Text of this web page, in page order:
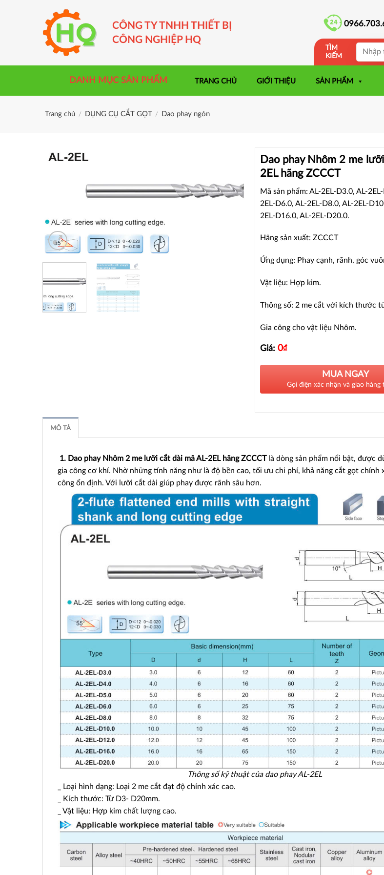
CÔNG TY TNHH THIẾT BỊ
CÔNG NGHIỆP HQ
TÌM
KIẾM
DANH MỤC SẢN PHẨM TRANG CHỦ GIỚI THIỆU SẢN PHẨM
Trang chủ / DỤNG CỤ CẮT GỌT / Dao phay ngón
Dao phay Nhôm 2 me
2EL hãng ZCCCT
Mã sản phẩm: AL-2EL-D3.0, AL-
2EL-D6.0, AL-2EL-D8.0, AL-2EL-
2EL-D16.0, AL-2EL-D20.0.
Hãng sản xuất: ZCCCT
Ứng dụng: Phay cạnh, rãnh, góc
Vật liệu: Hợp kim.
Thông số: 2 me cắt với kích thước
Gia công cho vật liệu Nhôm.
Giá: 0₫
MUA NGAY
Gọi điện xác nhận và giao hàng
MÔ TẢ
1. Dao phay Nhôm 2 me lưỡi cắt dài mã AL-2EL hãng ZCCCT là dòng sản phẩm nổi bật, được
gia công cơ khí. Nhờ những tính năng như là độ bền cao, tối ưu chi phí, khả năng cắt gọt chính
công ổn định. Với lưỡi cắt dài giúp phay được rãnh sâu hơn.
Thông số kỹ thuật của dao phay AL-2EL
_ Loại hình dạng: Loại 2 me cắt đạt độ chính xác cao.
_ Kích thước: Từ D3- D20mm.
_ Vật liệu: Hợp kim chất lượng cao.